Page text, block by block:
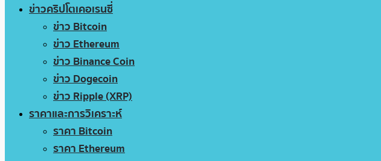
ข่าวคริปโตเคอเรนซี่
ข่าว Bitcoin
ข่าว Ethereum
ข่าว Binance Coin
ข่าว Dogecoin
ข่าว Ripple (XRP)
ราคาและการวิเคราะห์
ราคา Bitcoin
ราคา Ethereum